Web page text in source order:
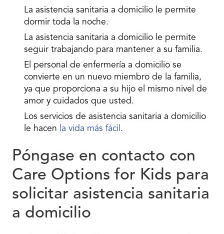
La asistencia sanitaria a domicilio le permite
dormir toda la noche.
La asistencia sanitaria a domicilio le permite
seguir trabajando para mantener a su familia.
El personal de enfermería a domicilio se
convierte en un nuevo miembro de la familia,
ya que proporciona a su hijo el mismo nivel de
amor y cuidados que usted.
Los servicios de asistencia sanitaria a domicilio
le hacen
la vida más fácil .
Póngase en contacto con
Care Options for Kids para
solicitar asistencia sanitaria
a domicilio